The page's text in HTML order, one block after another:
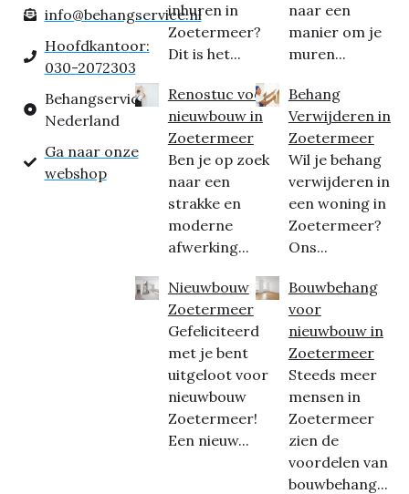
info@behangservice.nl
Hoofdkantoor:
030-2072303
Behangservice
Nederland
Ga naar onze
webshop
inhuren in
Zoetermeer?
Dit is het...
Renostuc voor
nieuwbouw in
Zoetermeer
Ben je op zoek
naar een
strakke en
moderne
afwerking...
Nieuwbouw
Zoetermeer
Gefeliciteerd
met je bent
uitgeloot voor
nieuwbouw
Zoetermeer!
Een nieuw...
naar een
manier om je
muren...
Behang
Verwijderen in
Zoetermeer
Wil je behang
verwijderen in
een woning in
Zoetermeer?
Ons...
Bouwbehang
voor
nieuwbouw in
Zoetermeer
Steeds meer
mensen in
Zoetermeer
zien de
voordelen van
bouwbehang...